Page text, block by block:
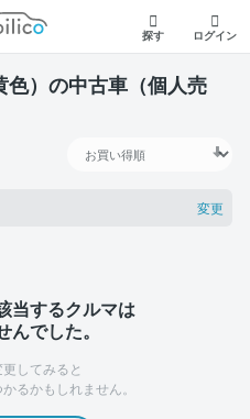
モビリコ
探す ログイン
）の中古車（個人売
変更
当するクルマは
んでした。
してみると
るかもしれません。